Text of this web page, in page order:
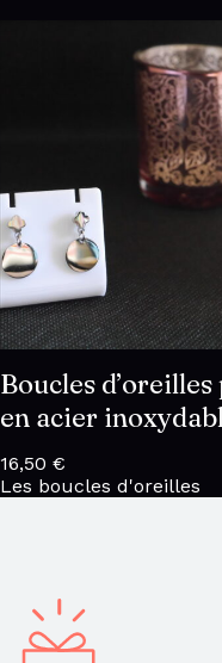
Boucles
en acier
16,50 €
Les boucles d'oreilles